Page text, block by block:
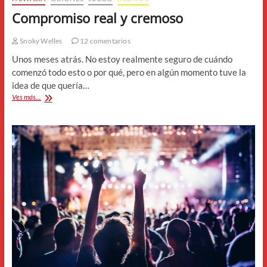
Compromiso real y cremoso
Snoky Welles 12 comentarios
Unos meses atrás. No estoy realmente seguro de cuándo
comenzó todo esto o por qué, pero en algún momento tuve la
idea de que quería…
Ves más... Compromiso
cremoso